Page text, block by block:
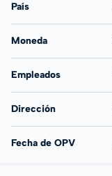
País
Moneda
Empleados
Dirección
Fecha de OPV